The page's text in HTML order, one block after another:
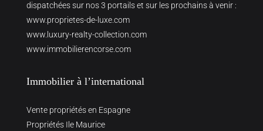
dispatchées sur nos 3 portails et sur les prochains à venir :
www.proprietes-de-luxe.com
www.luxury-realty-collection.com
www.immobilierencorse.com
Immobilier à l’international
Vente propriétés en Espagne
Propriétés Ile Maurice